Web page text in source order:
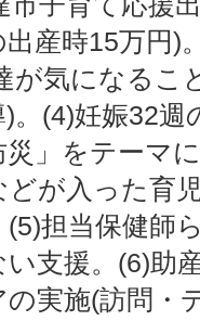
出産時15万円)
が気になるこ
)。(4)妊娠32週
災」をテーマ
どが入った育
(5)担当保健師
い支援。(6)助
の実施(訪問・